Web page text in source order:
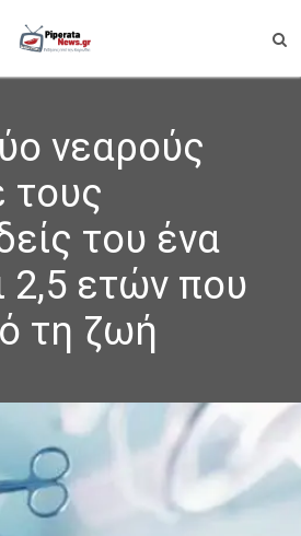
νεαρούς
τους
του ένα
2,5 ετών που
τη ζωή